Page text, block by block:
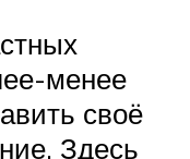
менее
своё
Здесь